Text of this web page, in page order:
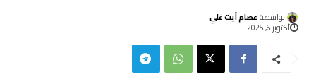
بواسطة عصام أيت علي
أكتوبر 6, 2025